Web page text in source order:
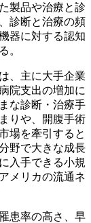
製品や治療と診
診断と治療の頻
器に対する認知
。
、主に大手企業
院支出の増加に
な診断・治療手
りや、開腹手術
場を牽引すると
野で大きな成長
入手できる小規
メリカの流通ネ
患率の高さ、早